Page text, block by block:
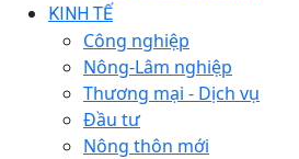
KINH TẾ
Công nghiệp
Nông-Lâm nghiệp
Thương mại - Dịch vụ
Đầu tư
Nông thôn mới